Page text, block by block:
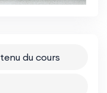
du cours